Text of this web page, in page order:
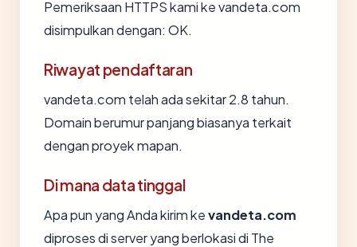
Pemeriksaan HTTPS kami ke vandeta.com
disimpulkan dengan: OK.
Riwayat pendaftaran
vandeta.com telah ada sekitar 2.8 tahun.
Domain berumur panjang biasanya terkait
dengan proyek mapan.
Di mana data tinggal
Apa pun yang Anda kirim kevandeta.com
diproses di server yang berlokasi di The